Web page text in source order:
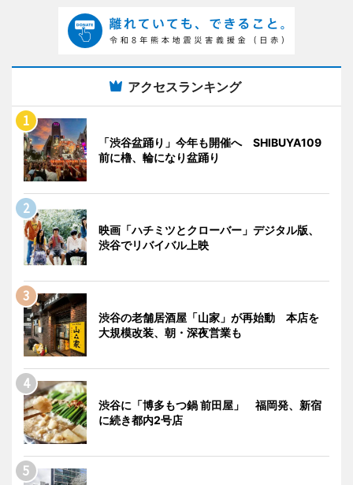
アクセスランキング
「渋谷盆踊り」今年も開催へ SHIBUYA109
前に櫓、輪になり盆踊り
映画「ハチミツとクローバー」デジタル版、
渋谷でリバイバル上映
渋谷の老舗居酒屋「山家」が再始動 本店を
大規模改装、朝・深夜営業も
渋谷に「博多もつ鍋 前田屋」 福岡発、新宿
に続き都内2号店